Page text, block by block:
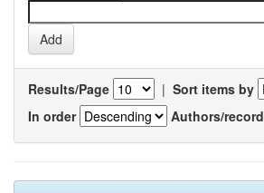
Results/Page | Sort items by
In order
Authors/record